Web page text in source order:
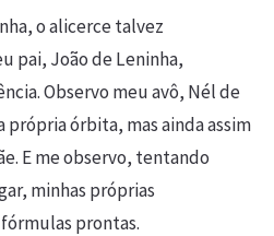
o alicerce talvez
pai, João de Leninha,
Observo meu avô, Nél de
própria órbita, mas ainda assim
E me observo, tentando
minhas próprias
prontas.